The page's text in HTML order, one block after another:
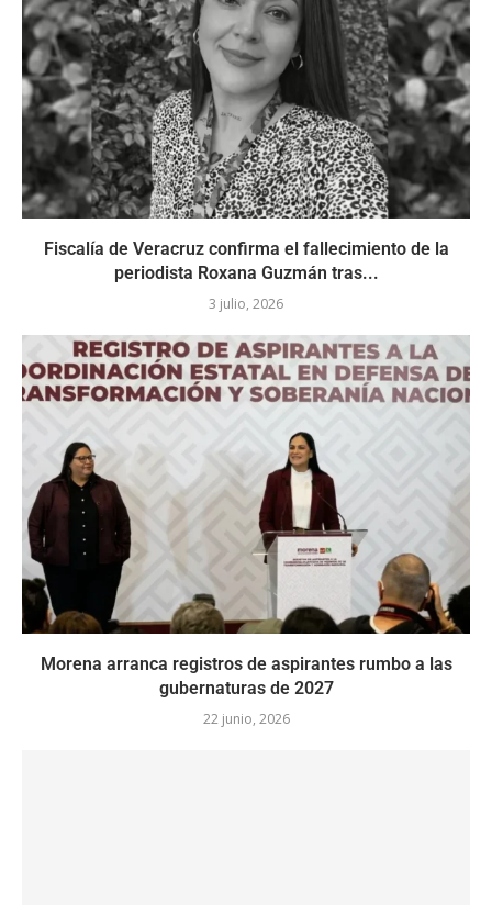
Fiscalía de Veracruz confirma el fallecimiento de la
periodista Roxana Guzmán tras...
3 julio, 2026
Morena arranca registros de aspirantes rumbo a las
gubernaturas de 2027
22 junio, 2026